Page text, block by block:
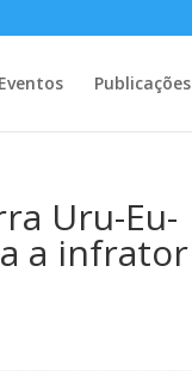
Eventos Publicações
Uru-Eu-
a infrator